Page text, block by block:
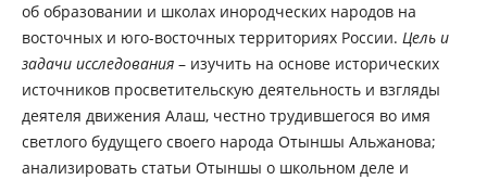
об образовании и школах инородческих народов на
восточных и юго-восточных территориях России. Цель и
задачи исследования– изучить на основе исторических
источников просветительскую деятельность и взгляды
деятеля движения Алаш, честно трудившегося во имя
светлого будущего своего народа Отыншы Альжанова;
анализировать статьи Отыншы о школьном деле и